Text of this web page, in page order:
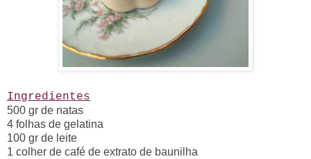
Ingredientes
500 gr de natas
4 folhas de gelatina
100 gr de leite
1 colher de café de extrato de baunilha